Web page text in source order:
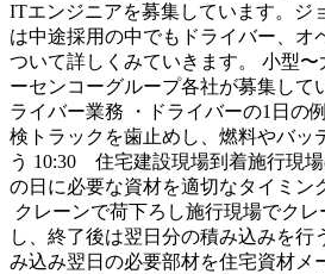
ITエンジニアを募集しています。ジ
は中途採用の中でもドライバー、オ
ついて詳しくみていきます。 小型
ーセンコーグループ各社が募集して
ライバー業務 ・ドライバーの1日
検トラックを歯止めし、燃料やバッ
う 10:30 住宅建設現場到着施行現
の日に必要な資材を適切なタイミン
クレーンで荷下ろし施行現場でク
し、終了後は翌日分の積み込みを
み込み翌日の必要部材を住宅資材メ